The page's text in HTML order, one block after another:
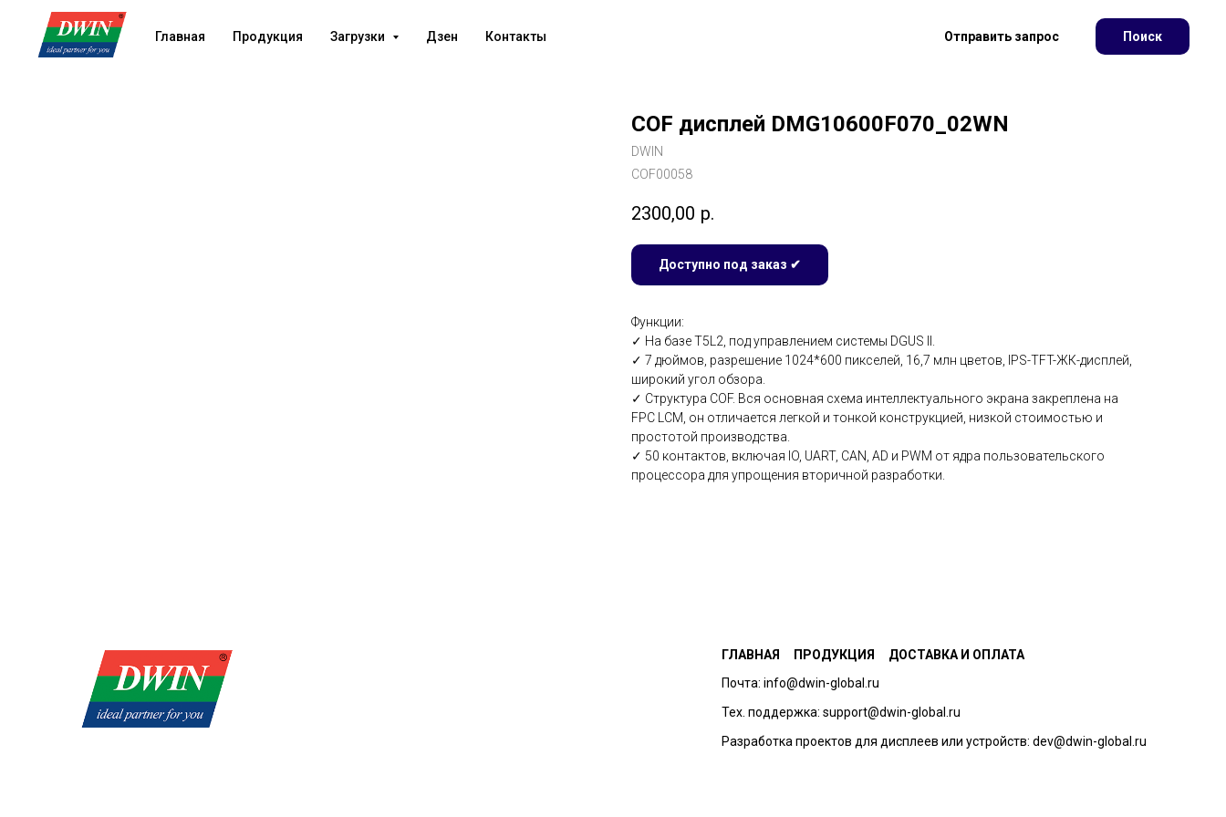
Главная Продукция Загрузки Дзен Контакты Отправить запрос Поиск
COF дисплей DMG10600F070_02WN
DWIN
COF00058
2300,00 р.
Доступно под заказ ✔
Функции:
✓ На базе T5L2, под управлением системы DGUS II.
✓ 7 дюймов, разрешение 1024*600 пикселей, 16,7 млн цветов, IPS-TFT-ЖК-дисплей,
широкий угол обзора.
✓ Структура COF. Вся основная схема интеллектуального экрана закреплена на
FPC LCM, он отличается легкой и тонкой конструкцией, низкой стоимостью и
простотой производства.
✓ 50 контактов, включая IO, UART, CAN, AD и PWM от ядра пользовательского
процессора для упрощения вторичной разработки.
ГЛАВНАЯ ПРОДУКЦИЯ
ДОСТАВКА И ОПЛАТА
Почта: info@dwin-global.ru
Тех. поддержка: support@dwin-global.ru
Разработка проектов для дисплеев или устройств: dev@dwin-global.ru